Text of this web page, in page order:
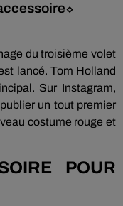
du troisième volet
lancé. Tom Holland
Sur Instagram,
un tout premier
costume rouge et
POUR